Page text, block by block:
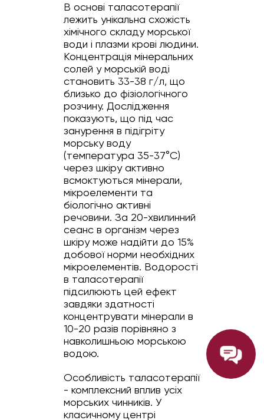
В основі таласотерапії
лежить унікальна схожість
хімічного складу морської
води і плазми крові людини.
Концентрація мінеральних
солей у морській воді
становить 33-38 г/л, що
близько до фізіологічного
розчину. Дослідження
показують, що під час
занурення в підігріту
морську воду
(температура 35-37°C)
через шкіру активно
всмоктуються мінерали,
мікроелементи та
біологічно активні
речовини. За 20-хвилинний
сеанс в організм через
шкіру може надійти до 15%
добової норми необхідних
мікроелементів. Водорості
в таласотерапії
підсилюють цей ефект
завдяки здатності
концентрувати мінерали в
10-20 разів порівняно з
навколишньою морською
водою.
Особливість таласотерапії
- комплексний вплив усіх
морських чинників. У
класичному центрі